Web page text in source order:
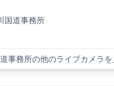
国道事務所
事務所の他のライブカメラを